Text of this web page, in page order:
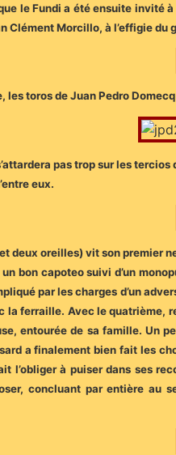
le Fundi a été ensuite invité
Clément Morcillo, à l’effigie du
les toros de Juan Pedro
pas trop sur les
eux.
deux oreilles) vit son premier
bon capoteo suivi d’un
par les charges d’un
la ferraille. Avec le quatrième,
entourée de sa famille. Un
a finalement bien fait les
l’obliger à puiser dans ses
concluant par entière au